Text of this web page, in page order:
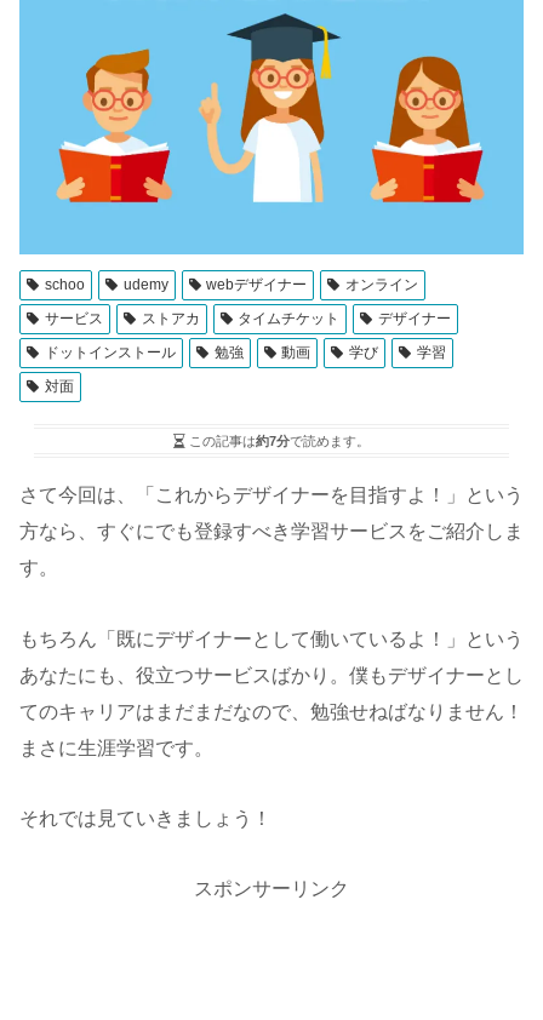
schoo udemy webデザイナー
オンライン
サービス
ストアカ タイムチケット
デザイナー
ドットインストール
勉強 動画 学び
学習
対面
この記事は約7分で読めます。
さて今回は、「これからデザイナーを目指すよ！」という
方なら、すぐにでも登録すべき学習サービスをご紹介しま
す。
もちろん「既にデザイナーとして働いているよ！」という
あなたにも、役立つサービスばかり。僕もデザイナーとし
てのキャリアはまだまだなので、勉強せねばなりません！
まさに生涯学習です。
それでは見ていきましょう！
スポンサーリンク